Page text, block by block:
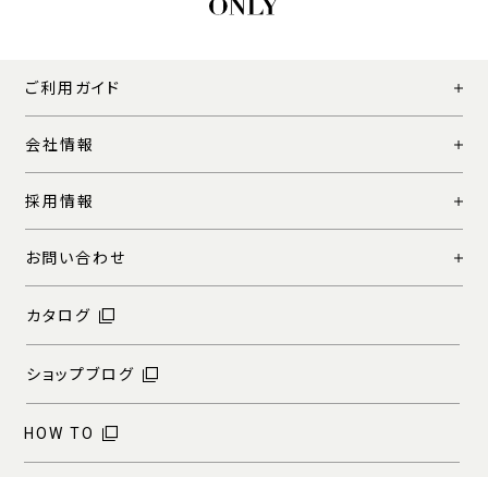
ご利用ガイド
会社情報
採用情報
お問い合わせ
カタログ
ショップブログ
HOW TO